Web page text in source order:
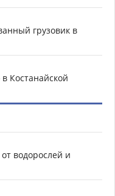
грузовик в
Костанайской
водорослей и